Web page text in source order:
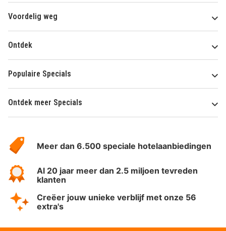
Voordelig weg
Ontdek
Populaire Specials
Ontdek meer Specials
HotelSpecials
Meer dan 6.500 speciale hotelaanbiedingen
Al 20 jaar meer dan 2.5 miljoen tevreden
klanten
Creëer jouw unieke verblijf met onze 56
extra's